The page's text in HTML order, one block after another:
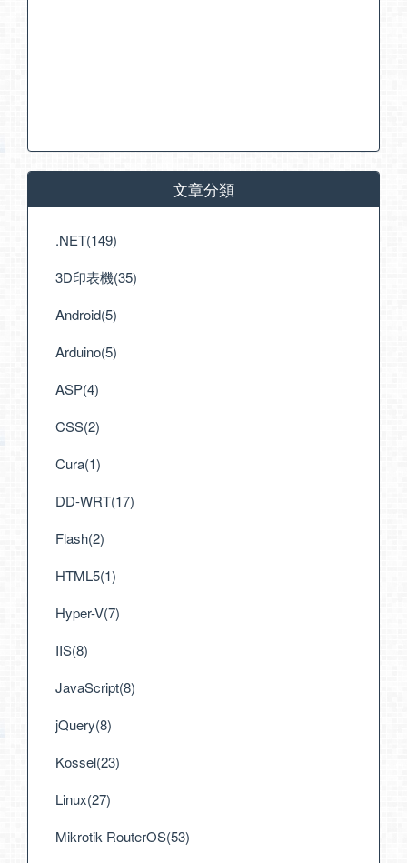
文章分類
.NET(149)
3D印表機(35)
Android(5)
Arduino(5)
ASP(4)
CSS(2)
Cura(1)
DD-WRT(17)
Flash(2)
HTML5(1)
Hyper-V(7)
IIS(8)
JavaScript(8)
jQuery(8)
Kossel(23)
Linux(27)
Mikrotik RouterOS(53)